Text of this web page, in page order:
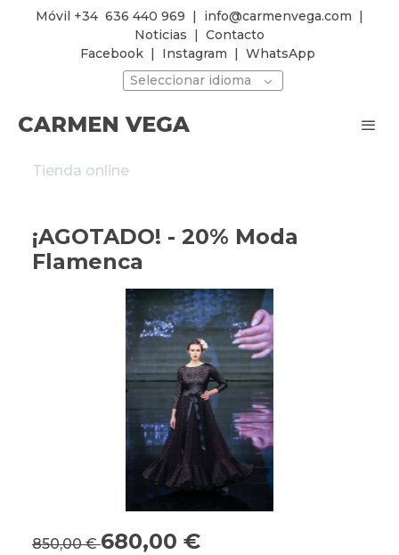
Móvil +34 636 440 969 | info@carmenvega.com |
Noticias | Contacto
Facebook | Instagram | WhatsApp
Seleccionar idioma
CARMEN VEGA
Tienda online
¡AGOTADO! - 20% Moda
Flamenca
850,00 €680,00 €